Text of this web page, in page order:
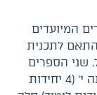
המיועדים
ונכתב בהתאם לתכנית
במתמטיקה ל-4 יח״ל. שני הספרים
הנוספים בסדרה הם: * מתמטיקה לכיתה י׳ (4 יחידות